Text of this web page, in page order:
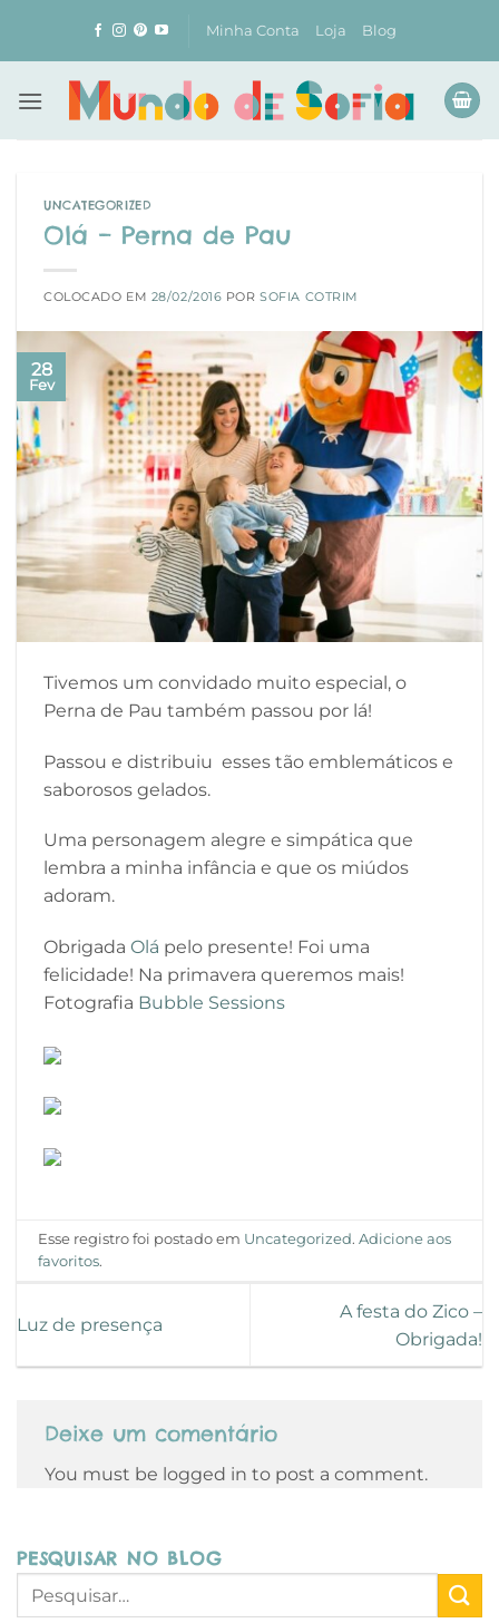
content
Minha Conta Loja Blog
UNCATEGORIZED
Olá – Perna de Pau
COLOCADO EM 28/02/2016 PORSOFIA COTRIM
28
Fev
Tivemos um convidado muito especial, o
Perna de Pau também passou por lá!
Passou e distribuiu esses tão emblemáticos e
saborosos gelados.
Uma personagem alegre e simpática que
lembra a minha infância e que os miúdos
adoram.
Obrigada Olá pelo presente! Foi uma
felicidade! Na primavera queremos mais!
Fotografia Bubble Sessions
Esse registro foi postado em Uncategorized.Adicione aos
favoritos.
Luz de presença
A festa do Zico –
Obrigada!
Deixe um comentário
You must be logged in to post a comment.
PESQUISAR NO BLOG